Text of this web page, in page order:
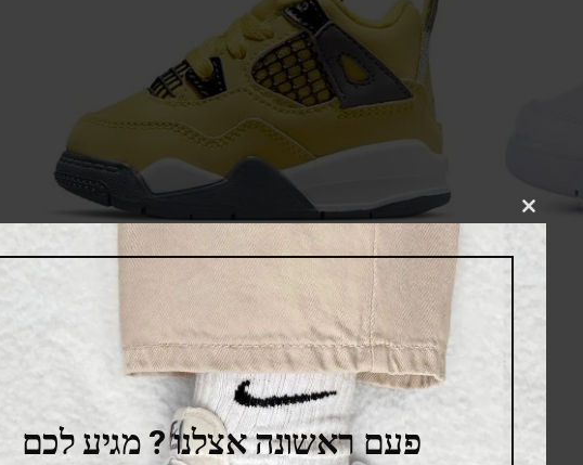
Air Jordan 4 Kids BQ7670-700
549.00₪
369.00 ₪
SALE
CLOSE
MODULE
פעם ראשונה אצלנו ? מגיע לכם